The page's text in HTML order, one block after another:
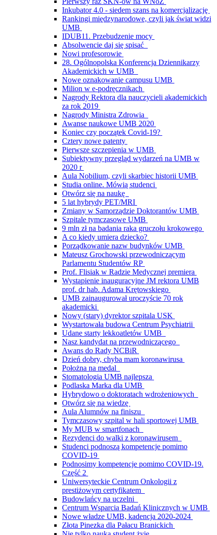
Inkubator 4.0 - siedem szans na komercjalizację
Rankingi międzynarodowe, czyli jak świat widzi
UMB
IDUB11. Przebudzenie mocy
Absolwencie daj się spisać
Nowi profesorowie
28. Ogólnopolska Konferencja Dziennikarzy
Akademickich w UMB
Nowe oznakowanie campusu UMB
Milion w e-podręcznikach
Nagrody Rektora dla nauczycieli akademickich
za rok 2019
Nagrody Ministra Zdrowia
Awanse naukowe UMB 2020
Koniec czy początek Covid-19?
Cztery nowe patenty
Pierwsze szczepienia w UMB
Subiektywny przegląd wydarzeń na UMB w
2020 r
Aula Nobilium, czyli skarbiec historii UMB
Studia online. Mówią studenci
Otwórz się na naukę
5 lat hybrydy PET/MRI
Zmiany w Samorządzie Doktorantów UMB
Szpitale tymczasowe UMB
9 mln zł na badania raka gruczołu krokowego
A co kiedy umiera dziecko?
Porządkowanie nazw budynków UMB
Mateusz Grochowski przewodniczącym
Parlamentu Studentów RP
Prof. Flisiak w Radzie Medycznej premiera
Wystąpienie inauguracyjne JM rektora UMB
prof. dr hab. Adama Krętowskiego
UMB zainaugurował uroczyście 70 rok
akademicki
Nowy (stary) dyrektor szpitala USK
Wystartowała budowa Centrum Psychiatrii
Udane starty lekkoatletów UMB
Nasz kandydat na przewodniczącego
Awans do Rady NCBiR
Dzień dobry, chyba mam koronawirusa
Położna na medal
Stomatologia UMB najlepsza
Podlaska Marka dla UMB
Hybrydowo o doktoratach wdrożeniowych
Otwórz się na wiedzę
Aula Alumnów na finiszu
Tymczasowy szpital w hali sportowej UMB
My MUB w smartfonach
Rezydenci do walki z koronawirusem
Studenci podnoszą kompetencje pomimo
COVID-19
Podnosimy kompetencje pomimo COVID-19.
Część 2
Uniwersyteckie Centrum Onkologii z
prestiżowym certyfikatem
Budowlańcy na uczelni
Centrum Wsparcia Badań Klinicznych w UMB
Nowe władze UMB, kadencja 2020-2024
Złota Pinezka dla Pałacu Branickich